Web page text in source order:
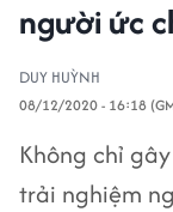
người ức
DUY HUỲNH
08/12/2020 - 16:18
Không chỉ
trải nghiệm